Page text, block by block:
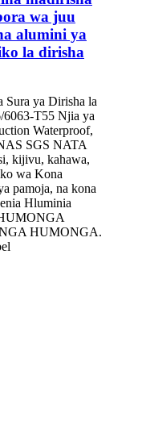
wa juu
alumini ya
la dirisha
Sura ya Dirisha la
6063-T55 Njia ya
Waterproof,
SGS NATA
kijivu, kahawa,
wa Kona
pamoja, na kona
Hluminia
HUMONGA.